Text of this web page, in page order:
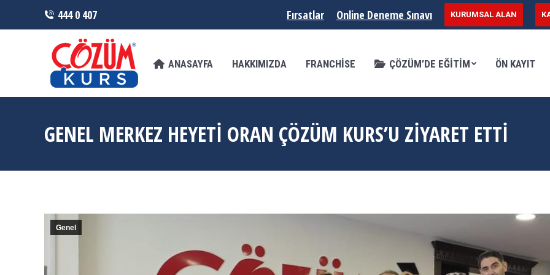
444 0 407 Fırsatlar Online Deneme Sınavı KURUMSAL ALAN
ANASAYFA HAKKIMIZDA FRANCHISE ÇÖZÜM’DE EĞITIM ÖN KAYIT
GENEL MERKEZ HEYETİ ORAN ÇÖZÜM KURS’U ZİYARET ETTİ
Genel
ANASAYFA ÇÖZÜM’DE EĞITIM ÖN KAYIT